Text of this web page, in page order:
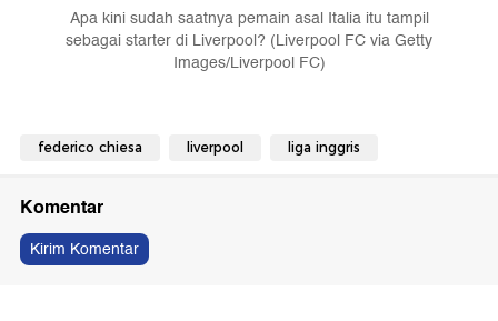
Apa kini sudah saatnya pemain asal Italia itu tampil
sebagai starter di Liverpool? (Liverpool FC via Getty
Images/Liverpool FC)
federico chiesa liverpool liga inggris
Komentar
Kirim Komentar